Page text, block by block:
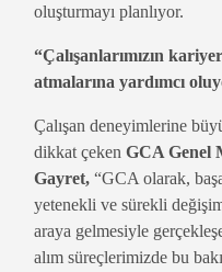
oluşturmayı planlıyor.
“Çalışanlarımızın
atmalarına yardımcı
Çalışan deneyimlerine
dikkat çekenGCA Genel
Gayret, “GCA olarak,
yetenekli ve sürekli
araya gelmesiyle
alım süreçlerimizde bu